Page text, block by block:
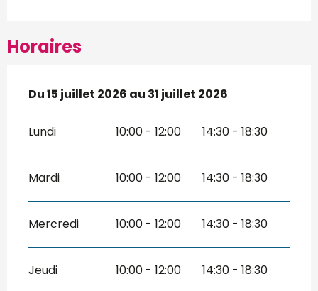
Horaires
Du15 juillet 2026 au 31 juillet 2026
Du15 juillet 2026 au 31 juillet 2026
Lundi 10:00 - 12:00 14:30 - 18:30
Mardi 10:00 - 12:00 14:30 - 18:30
Mercredi 10:00 - 12:00 14:30 - 18:30
Jeudi 10:00 - 12:00 14:30 - 18:30